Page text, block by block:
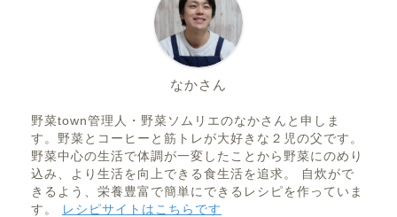
なかさん
野菜town管理人・野菜ソムリエのなかさんと申しま
す。野菜とコーヒーと筋トレが大好きな２児の父です。
野菜中心の生活で体調が一変したことから野菜にのめり
込み、より生活を向上できる食生活を追求。 自炊がで
きるよう、栄養豊富で簡単にできるレシピを作っていま
す。
レシピサイトはこちらです